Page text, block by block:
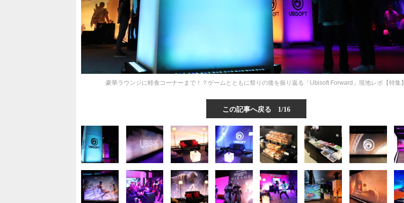
豪華ラウンジに軽食コーナーまで！？ゲームとともに祭りの後を振り返る「Ubisoft Forward」現地レポ【特集】
この記事へ戻る 1/16